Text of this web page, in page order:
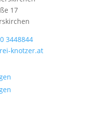
17
3448844
knotzer.at